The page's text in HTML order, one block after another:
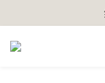
【官網獨家】首
【官網獨家】首